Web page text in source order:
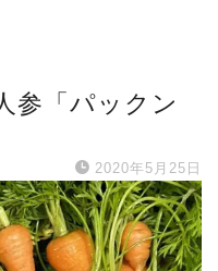
参「パックン
2020年5月25日